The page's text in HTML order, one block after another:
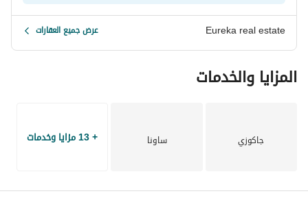
Eureka real estate عرض جميع العقارات
المزايا والخدمات
جاكوزي ساونا + 13 مزايا وخدمات